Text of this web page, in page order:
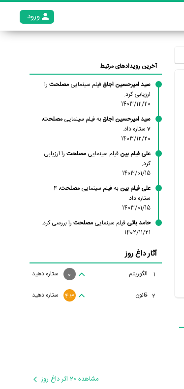
ورود
آخرین رویدادهای مرتبط
سید امیرحسین اجاقفیلم سینمایی مصلحترا
ارزیابی کرد.
1403/12/20
سید امیرحسین اجاقبه فیلم سینمایی مصلحت،
7 ستاره داد.
1403/12/20
علی فیلم بین فیلم سینمایی مصلحترا ارزیابی
کرد.
1403/01/15
علی فیلم بین به فیلم سینمایی مصلحت ، 4
ستاره داد.
1403/01/15
حامد باتی فیلم سینمایی مصلحترا بررسی کرد.
1402/11/21
آثار داغ روز
1 الگوریتم ستاره دهید 0
2 قانون ستاره دهید 4.3
مشاهده 20 اثر داغ روز